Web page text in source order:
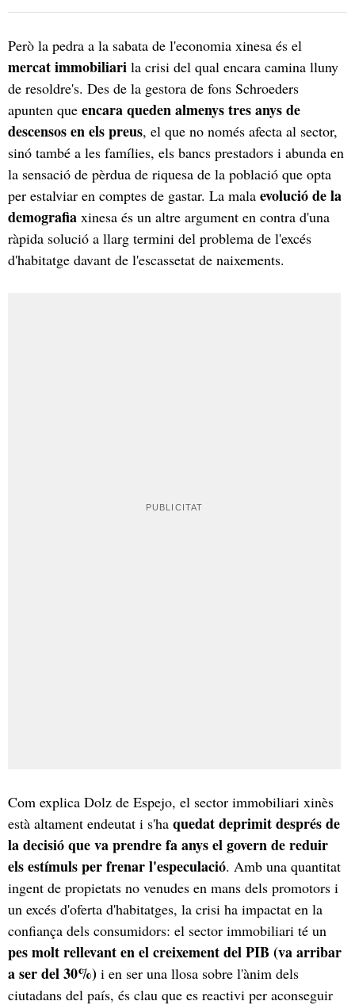
Però la pedra a la sabata de l'economia xinesa és el
mercat immobiliari la crisi del qual encara camina lluny
de resoldre's. Des de la gestora de fons Schroeders
apunten que encara queden almenys tres anys de
descensos en els preus, el que no només afecta al sector,
sinó també a les famílies, els bancs prestadors i abunda en
la sensació de pèrdua de riquesa de la població que opta
per estalviar en comptes de gastar. La mala evolució de la
demografia xinesa és un altre argument en contra d'una
ràpida solució a llarg termini del problema de l'excés
d'habitatge davant de l'escassetat de naixements.
Com explica Dolz de Espejo, el sector immobiliari xinès
està altament endeutat i s'ha quedat deprimit després de
la decisió que va prendre fa anys el govern de reduir
els estímuls per frenar l'especulació. Amb una quantitat
ingent de propietats no venudes en mans dels promotors i
un excés d'oferta d'habitatges, la crisi ha impactat en la
confiança dels consumidors: el sector immobiliari té un
pes molt rellevant en el creixement del PIB (va arribar
a ser del 30%) i en ser una llosa sobre l'ànim dels
ciutadans del país, és clau que es reactivi per aconseguir